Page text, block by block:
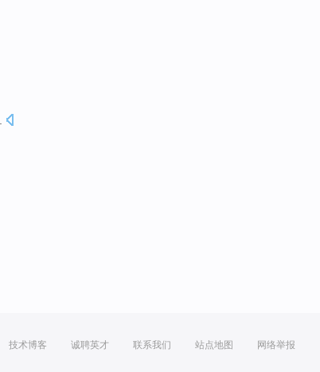
技术博客 诚聘英才 联系我们 站点地图 网络举报